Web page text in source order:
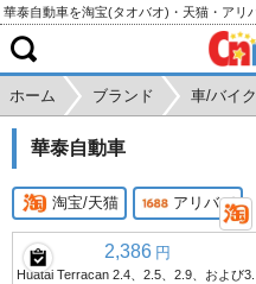
ホーム ブランド 車/バイク
華泰自動車
淘宝/天猫 アリババ
2,386 円
Huatai Terracan 2.4、2.5、2.9、および3.